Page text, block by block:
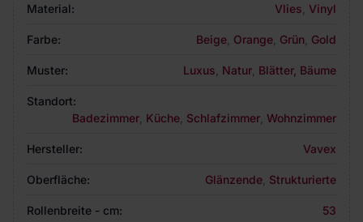
Material: Vlies Vinyl
Farbe: Beige Orange Grün Gold
Muster: Luxus Natur Blätter, Bäume
Standort:
Badezimmer Küche Schlafzimmer Wohnzimmer
Hersteller: Vavex
Oberfläche: Glänzende Strukturierte
Rollenbreite - cm: 53